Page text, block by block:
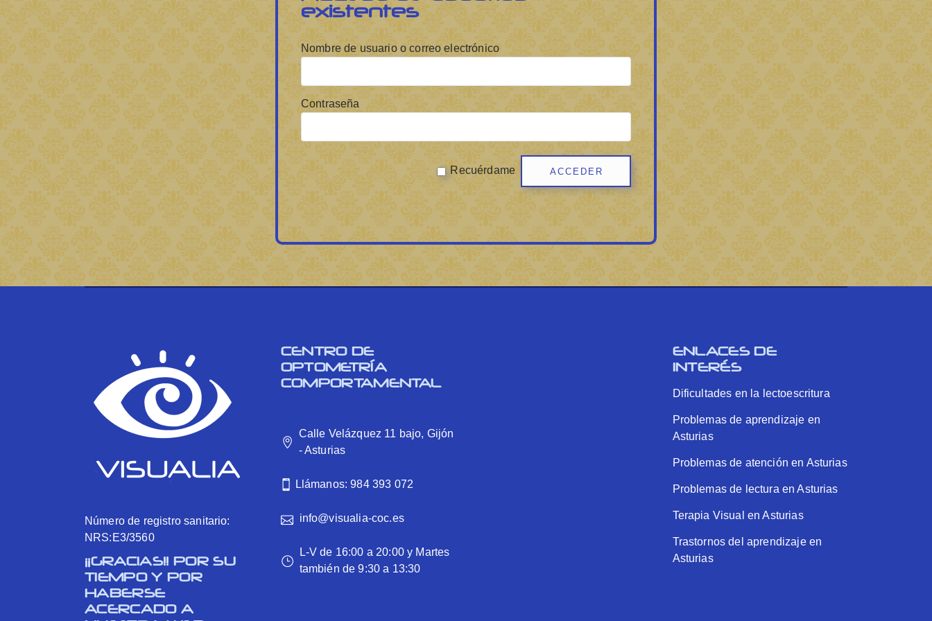
Forbrain
existentes
Nombre de usuario o correo electrónico
Contraseña
Recuérdame
Número de registro sanitario:
NRS:E3/3560
¡¡GRACIAS!! POR SU
TIEMPO Y POR
HABERSE
ACERCADO A
CENTRO DE
OPTOMETRÍA
COMPORTAMENTAL
Calle Velázquez 11 bajo, Gijón
- Asturias
Llámanos: 984 393 072
info@visualia-coc.es
L-V de 16:00 a 20:00 y Martes
también de 9:30 a 13:30
ENLACES DE
INTERÉS
Dificultades en la lectoescritura
Problemas de aprendizaje en
Asturias
Problemas de atención en Asturias
Problemas de lectura en Asturias
Terapia Visual en Asturias
Trastornos del aprendizaje en
Asturias